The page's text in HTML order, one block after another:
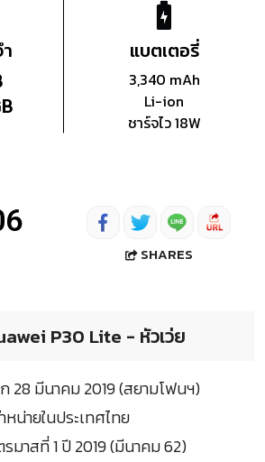
แบตเตอรี่
3,340 mAh
Li-ion
ชาร์จไว 18W
SHARES
P30 Lite - หัวเว่ย
28 มีนาคม 2019 (สยามโฟนฯ)
หน่ายในประเทศไทย
รมาสที่ 1 ปี 2019 (มีนาคม 62)